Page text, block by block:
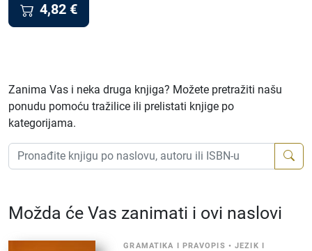
4,82 €
Zanima Vas i neka druga knjiga? Možete pretražiti našu
ponudu pomoću tražilice ili prelistati knjige po
kategorijama.
Možda će Vas zanimati i ovi naslovi
GRAMATIKA I PRAVOPIS •JEZIK I